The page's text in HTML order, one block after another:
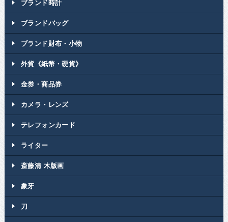
ブランド時計
ブランドバッグ
ブランド財布・小物
外貨《紙幣・硬貨》
金券・商品券
カメラ・レンズ
テレフォンカード
ライター
斎藤清 木版画
象牙
刀